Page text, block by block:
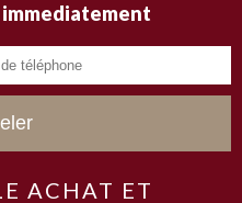
immediatement
ACHAT ET